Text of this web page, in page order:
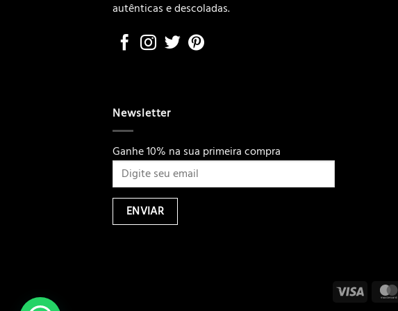
autênticas e descoladas.
Newsletter
Ganhe 10% na sua primeira compra